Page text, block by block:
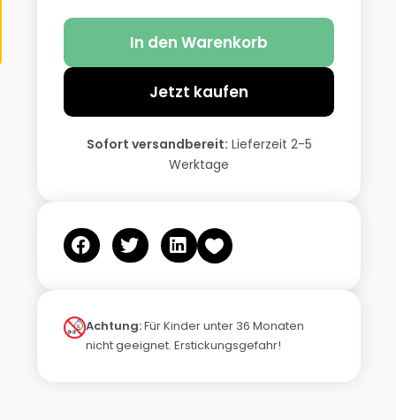
In den Warenkorb
Jetzt kaufen
Sofort versandbereit: Lieferzeit 2-5
Werktage
Achtung:Für Kinder unter 36 Monaten
nicht geeignet. Erstickungsgefahr!